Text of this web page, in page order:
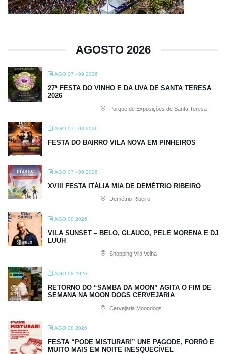
AGOSTO 2026
AGO 07 - 09 2026
27ª FESTA DO VINHO E DA UVA DE SANTA TERESA
2026
Parque de Exposições de Santa Teresa
AGO 07 - 08 2026
FESTA DO BAIRRO VILA NOVA EM PINHEIROS
AGO 07 - 09 2026
XVIII FESTA ITÁLIA MIA DE DEMÉTRIO RIBEIRO
Demétrio Ribeiro
AGO 08 2026
VILA SUNSET – BELO, GLAUCO, PELE MORENA E DJ
LUUH
Shopping Vila Velha
AGO 08 2026
RETORNO DO “SAMBA DA MOON” AGITA O FIM DE
SEMANA NA MOON DOGS CERVEJARIA
Cervejaria Moondogs
AGO 08 2026
FESTA “PODE MISTURAR!” UNE PAGODE, FORRÓ E
MUITO MAIS EM NOITE INESQUECÍVEL